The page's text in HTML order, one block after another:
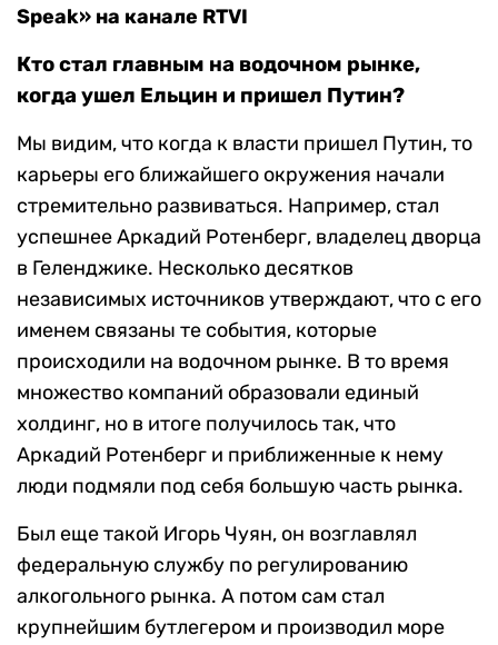
Speak» на канале RTVI
Кто стал главным на водочном рынке,
когда ушел Ельцин и пришел Путин?
Мы видим, что когда к власти пришел Путин, то
карьеры его ближайшего окружения начали
стремительно развиваться. Например, стал
успешнее Аркадий Ротенберг, владелец дворца
в Геленджике. Несколько десятков
независимых источников утверждают, что с его
именем связаны те события, которые
происходили на водочном рынке. В то время
множество компаний образовали единый
холдинг, но в итоге получилось так, что
Аркадий Ротенберг и приближенные к нему
люди подмяли под себя большую часть рынка.
Был еще такой Игорь Чуян, он возглавлял
федеральную службу по регулированию
алкогольного рынка. А потом сам стал
крупнейшим бутлегером и производил море